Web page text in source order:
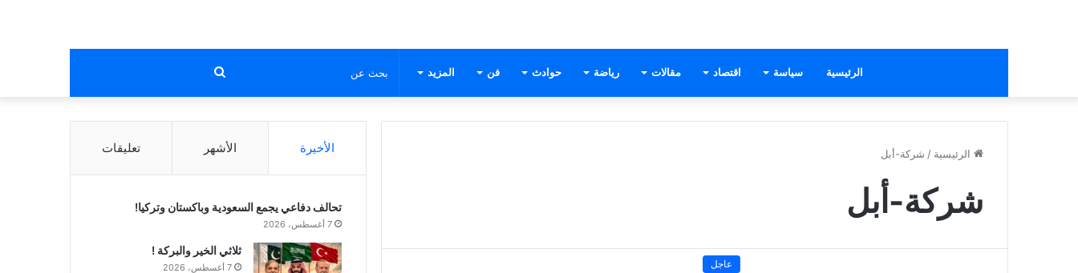
الرئيسية سياسة اقتصاد مقالات رياضة حوادث فن المزيد بحث
عن
الرئيسية / شركة-أبل
شركة-أبل
عاجل
الأخيرة الأشهر تعليقات
تحالف دفاعي يجمع السعودية وباكستان وتركيا!
7 أغسطس، 2026
ثلاثي الخير والبركة !
7 أغسطس، 2026